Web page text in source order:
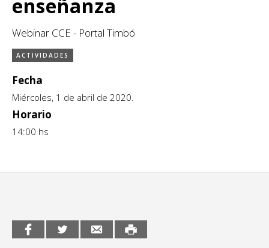
CCE en el interior/libros
Formación
Infantil y Juvenil
Letras
Música
enseñanza
Webinar CCE - Portal Timbó
ACTIVIDADES
Fecha
Miércoles, 1 de abril de 2020.
Horario
14:00 hs